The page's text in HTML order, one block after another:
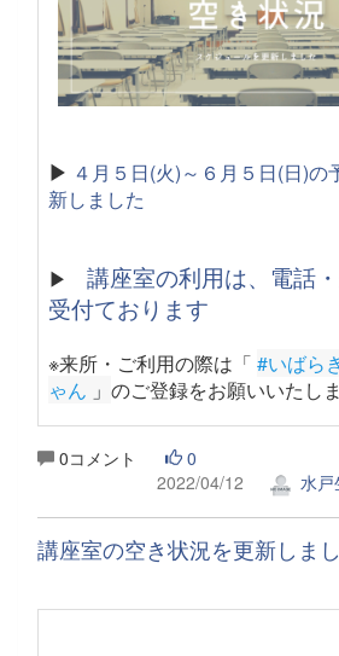
▶ ４月５日(火)～６月５日(日)の
新しました
▶ 講座室の利用は、電話
受付ております
※来所・ご利用の際は「 #いばら
ゃん 」 のご登録をお願いいたしま
0コメント
0
2022/04/12
水戸
講座室の空き状況を更新しま